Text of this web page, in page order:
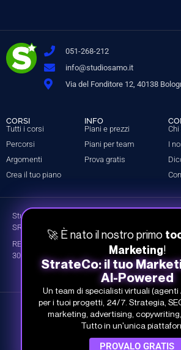
051-268-212
info@studiosamo.it
Via del Fonditore 12, 40138
CORSI
Tutti i corsi
Percorsi
Argomenti
Crea il tuo piano
INFO
Piani e prezzi
Piani per team
Prova gratis
I
Studio Samo Pro® è un marchio registrato di
SRL
REA-CCIAA BO 504674 – P.IVA e C.F.:
30.000,00 € i.v.
©Studio Samo - Tutti i diritti
Privacy Policy
🚀 È nato il nostro primo
Marketing!
StrateCo: il tuo
AI-Powered
Un team di specialisti virtuali (agenti
per i tuoi progetti, 24/7. Strategia,
marketing, advertising,
Tutto in un'unica
PROVALO GRATIS